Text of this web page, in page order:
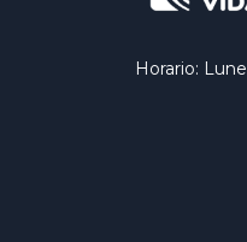
Horario: